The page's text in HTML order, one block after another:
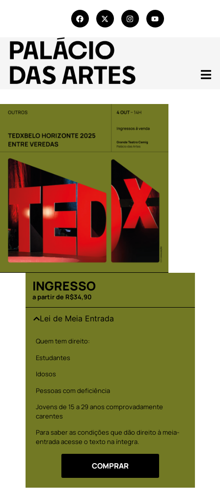
INGRESSO
a partir de R$34,90
Lei de Meia Entrada
Quem tem direito:
Estudantes
Idosos
Pessoas com deficiência
Jovens de 15 a 29 anos comprovadamente
carentes
Para saber as condições que dão direito à meia-
entrada acesse o texto na íntegra.
COMPRAR